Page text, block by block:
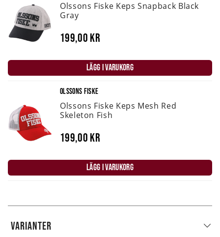
Olssons Fiske Keps Snapback Black
Gray
199,00 kr
LÄGG I VARUKORG
OLSSONS FISKE
Olssons Fiske Keps Mesh Red
Skeleton Fish
199,00 kr
LÄGG I VARUKORG
VARIANTER